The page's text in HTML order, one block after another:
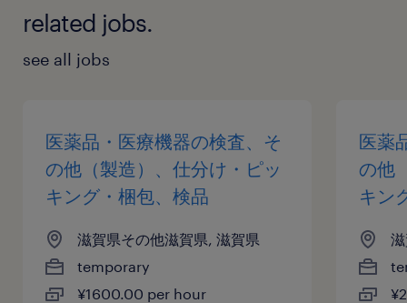
related jobs.
see all jobs
医薬品・医療機器の検査、そ
の他（製造）、仕分け・ピッ
キング・梱包、検品
滋賀県その他滋賀県, 滋賀県
temporary
¥1600.00 per hour
医薬
の他
キン